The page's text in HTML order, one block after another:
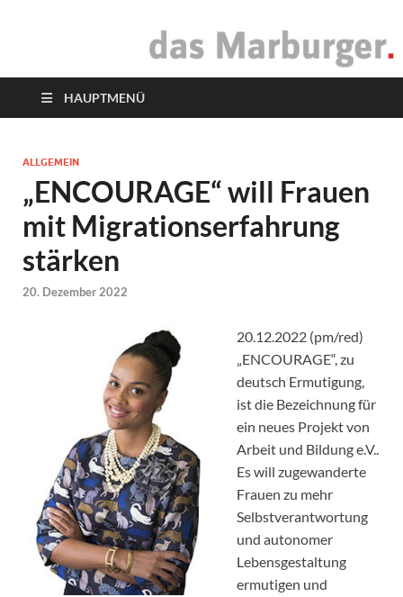
das Marburger.
HAUPTMENÜ
ALLGEMEIN
„ENCOURAGE“ will Frauen
mit Migrationserfahrung
stärken
20. Dezember 2022
20.12.2022 (pm/red)
„ENCOURAGE“, zu
deutsch Ermutigung,
ist die Bezeichnung für
ein neues Projekt von
Arbeit und Bildung e.V..
Es will zugewanderte
Frauen zu mehr
Selbstverantwortung
und autonomer
Lebensgestaltung
ermutigen und